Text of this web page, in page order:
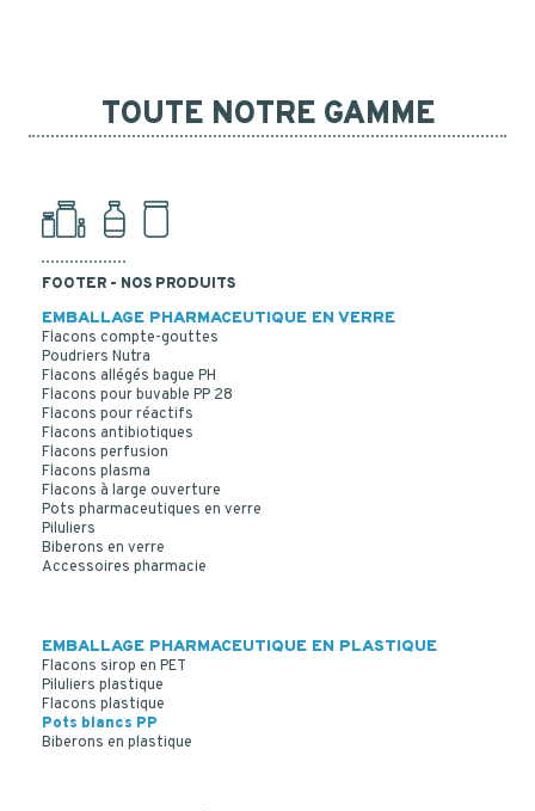
COUVERCLE VISSANT PP BLANC OPTIMA CAPSULE
TOUTE NOTRE GAMME
FOOTER - NOS PRODUITS
EMBALLAGE PHARMACEUTIQUE EN VERRE
Flacons compte-gouttes
Poudriers Nutra
Flacons allégés bague PH
Flacons pour buvable PP 28
Flacons pour réactifs
Flacons antibiotiques
Flacons perfusion
Flacons plasma
Flacons à large ouverture
Pots pharmaceutiques en verre
Piluliers
Biberons en verre
Accessoires pharmacie
EMBALLAGE PHARMACEUTIQUE EN PLASTIQUE
Flacons sirop en PET
Piluliers plastique
Flacons plastique
Pots blancs PP
Biberons en plastique